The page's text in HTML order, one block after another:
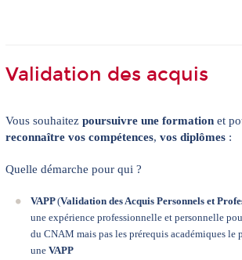
Validation des acquis
Vous souhaitezpoursuivre une formationet
reconnaître vos compétences, vos diplômes:
Quelle démarche pour qui ?
VAPP(Validation des Acquis Personnels et
une expérience professionnelle et personnelle
du CNAM mais pas les prérequis académiques le
une VAPP